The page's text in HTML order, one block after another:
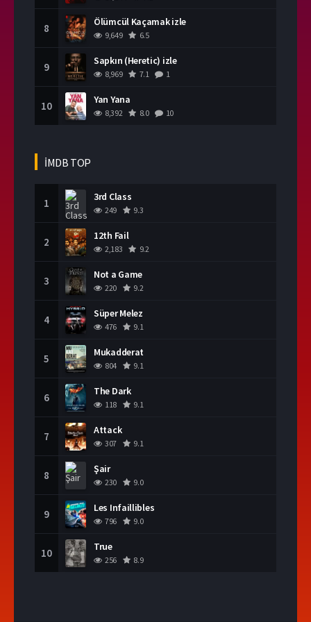
8 Ölümcül Kaçamak izle
9,649 6.5
9 Sapkın (Heretic) izle
8,969 7.1 1
10 Yan Yana
8,392 8.0 10
İMDB TOP
1 3rd Class
249 9.3
2 12th Fail
2,183 9.2
3 Not a Game
220 9.2
4 Süper Melez
476 9.1
5 Mukadderat
804 9.1
6 The Dark
118 9.1
7 Attack
307 9.1
8 Şair
230 9.0
9 Les Infaillibles
796 9.0
10 True
256 8.9